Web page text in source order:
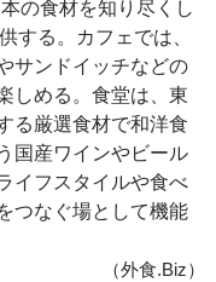
の食材を知り尽くし
する。カフェでは、
サンドイッチなどの
しめる。食堂は、東
る厳選食材で和洋食
国産ワインやビール
イフスタイルや食べ
つなぐ場として機能
（外食.Biz）